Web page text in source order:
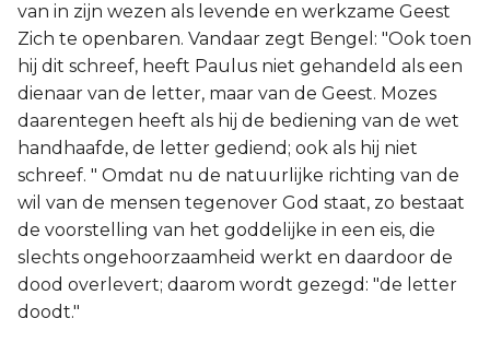
van in zijn wezen als levende en werkzame Geest
Zich te openbaren. Vandaar zegt Bengel: "Ook toen
hij dit schreef, heeft Paulus niet gehandeld als een
dienaar van de letter, maar van de Geest. Mozes
daarentegen heeft als hij de bediening van de wet
handhaafde, de letter gediend; ook als hij niet
schreef. " Omdat nu de natuurlijke richting van de
wil van de mensen tegenover God staat, zo bestaat
de voorstelling van het goddelijke in een eis, die
slechts ongehoorzaamheid werkt en daardoor de
dood overlevert; daarom wordt gezegd: "de letter
doodt."